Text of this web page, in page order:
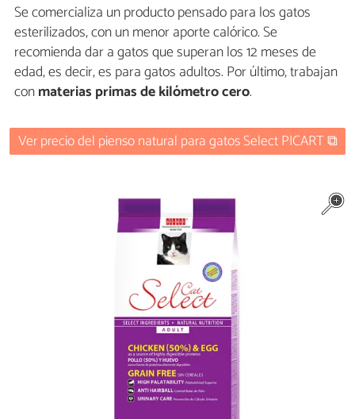
Se comercializa un producto pensado para los gatos
esterilizados, con un menor aporte calórico. Se
recomienda dar a gatos que superan los 12 meses de
edad, es decir, es para gatos adultos. Por último, trabajan
conmaterias primas de kilómetro cero.
Ver precio del pienso natural para gatos Select PICART ⧉